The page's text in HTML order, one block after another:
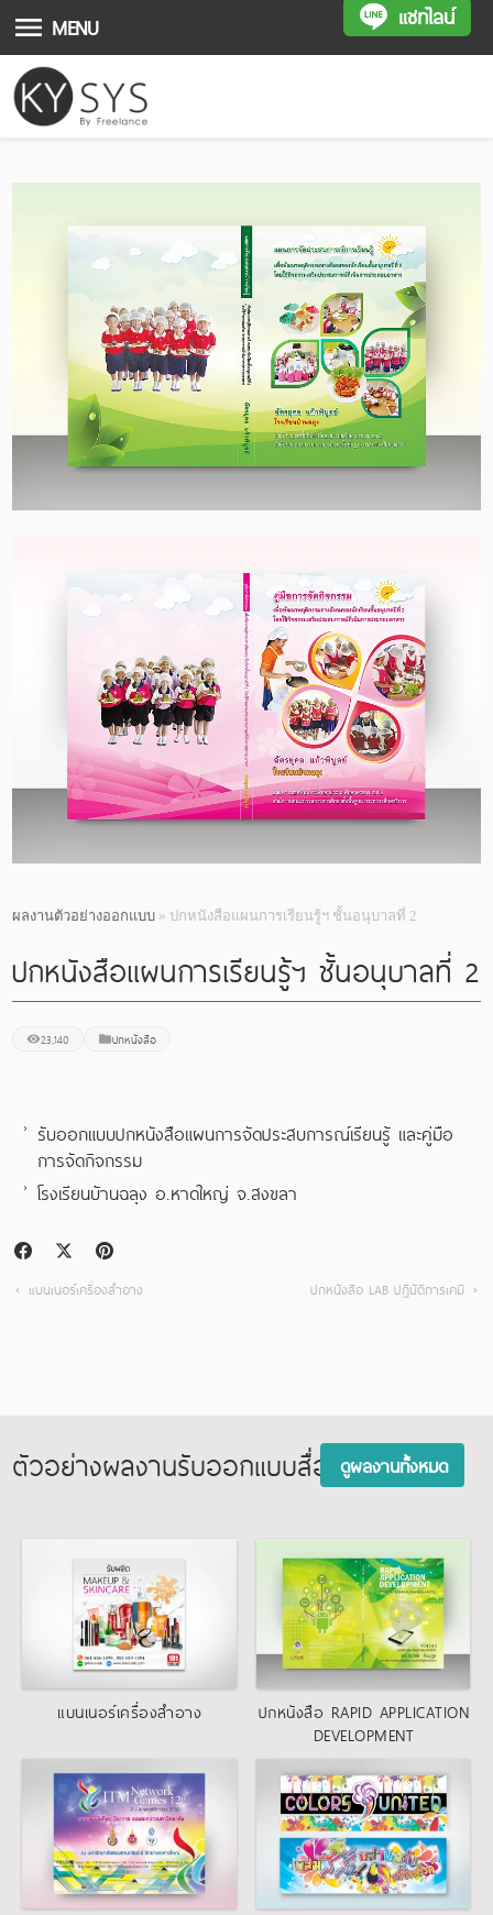
MENU แชทไลน์
ผลงานตัวอย่างออกแบบ » ปกหนังสือแผนการเรียนรู้ฯ ชั้นอนุบาลที่ 2
ปกหนังสือแผนการเรียนรู้ฯ ชั้นอนุบาลที่ 2
23,140 ปกหนังสือ
รับออกแบบปกหนังสือแผนการจัดประสบการณ์เรียนรู้ และคู่มือ
การจัดกิจกรรม
โรงเรียนบ้านฉลุง อ.หาดใหญ่ จ.สงขลา
แบนเนอร์เครื่องสำอาง ปกหนังสือ LAB ปฏิบัติการเคมี
ตัวอย่างผลงานรับออกแบบสื่อสิ่งพิมพ์
ดูผลงานทั้งหมด
แบนเนอร์เครื่องสำอาง
แบนเนอร์
ปกหนังสือ RAPID APPLICATION
DEVELOPMENT